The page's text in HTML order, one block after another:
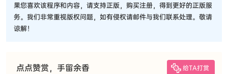
果您喜欢该程序和内容，请支持正版，购买注册，得到更好的正版服
务。我们非常重视版权问题，如有侵权请邮件与我们联系处理。敬请
谅解！
点点赞赏，手留余香 给TA打赏